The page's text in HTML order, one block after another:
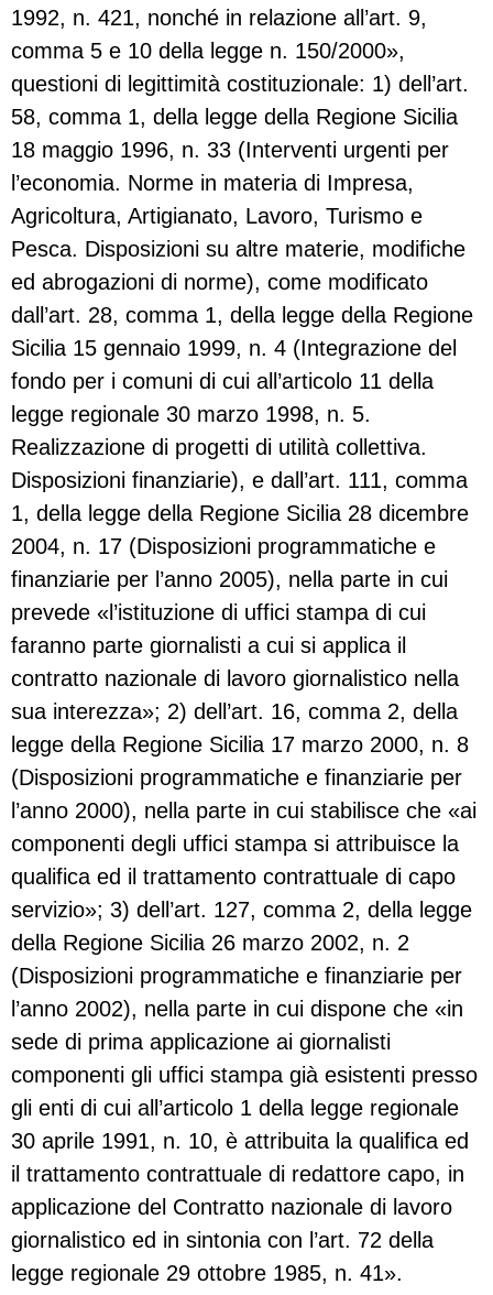
1992, n. 421, nonché in relazione all’art. 9,
comma 5 e 10 della legge n. 150/2000»,
questioni di legittimità costituzionale: 1) dell’art.
58, comma 1, della legge della Regione Sicilia
18 maggio 1996, n. 33 (Interventi urgenti per
l’economia. Norme in materia di Impresa,
Agricoltura, Artigianato, Lavoro, Turismo e
Pesca. Disposizioni su altre materie, modifiche
ed abrogazioni di norme), come modificato
dall’art. 28, comma 1, della legge della Regione
Sicilia 15 gennaio 1999, n. 4 (Integrazione del
fondo per i comuni di cui all’articolo 11 della
legge regionale 30 marzo 1998, n. 5.
Realizzazione di progetti di utilità collettiva.
Disposizioni finanziarie), e dall’art. 111, comma
1, della legge della Regione Sicilia 28 dicembre
2004, n. 17 (Disposizioni programmatiche e
finanziarie per l’anno 2005), nella parte in cui
prevede «l’istituzione di uffici stampa di cui
faranno parte giornalisti a cui si applica il
contratto nazionale di lavoro giornalistico nella
sua interezza»; 2) dell’art. 16, comma 2, della
legge della Regione Sicilia 17 marzo 2000, n. 8
(Disposizioni programmatiche e finanziarie per
l’anno 2000), nella parte in cui stabilisce che «ai
componenti degli uffici stampa si attribuisce la
qualifica ed il trattamento contrattuale di capo
servizio»; 3) dell’art. 127, comma 2, della legge
della Regione Sicilia 26 marzo 2002, n. 2
(Disposizioni programmatiche e finanziarie per
l’anno 2002), nella parte in cui dispone che «in
sede di prima applicazione ai giornalisti
componenti gli uffici stampa già esistenti presso
gli enti di cui all’articolo 1 della legge regionale
30 aprile 1991, n. 10, è attribuita la qualifica ed
il trattamento contrattuale di redattore capo, in
applicazione del Contratto nazionale di lavoro
giornalistico ed in sintonia con l’art. 72 della
legge regionale 29 ottobre 1985, n. 41».